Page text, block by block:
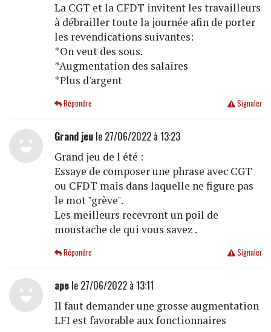
La CGT et la CFDT invitent les travailleurs
à débrailler toute la journée afin de porter
les revendications suivantes:
*On veut des sous.
*Augmentation des salaires
*Plus d'argent
Signaler
Répondre
Grand jeule 27/06/2022 à 13:23
Grand jeu de l été :
Essaye de composer une phrase avec CGT
ou CFDT mais dans laquelle ne figure pas
le mot "grève".
Les meilleurs recevront un poil de
moustache de qui vous savez .
Signaler
Répondre
apele 27/06/2022 à 13:11
Il faut demander une grosse augmentation
LFI est favorable aux fonctionnaires